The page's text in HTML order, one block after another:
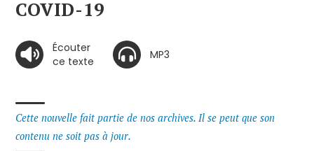
COVID-19
Écouter
ce texte
MP3
Cette nouvelle fait partie de nos archives. Il se peut que son
contenu ne soit pas à jour.